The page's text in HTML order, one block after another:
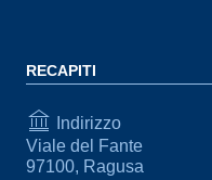
RECAPITI
Indirizzo
Viale del Fante
97100, Ragusa